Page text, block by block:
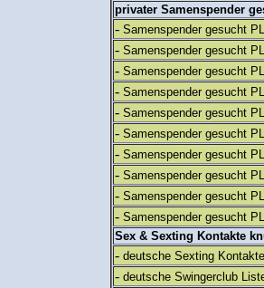
privater Samenspender
- Samenspender gesucht
- Samenspender gesucht
- Samenspender gesucht
- Samenspender gesucht
- Samenspender gesucht
- Samenspender gesucht
- Samenspender gesucht
- Samenspender gesucht
- Samenspender gesucht
- Samenspender gesucht
Sex & Sexting Kontakte
- deutsche Sexting Kontakte
- deutsche Swingerclub